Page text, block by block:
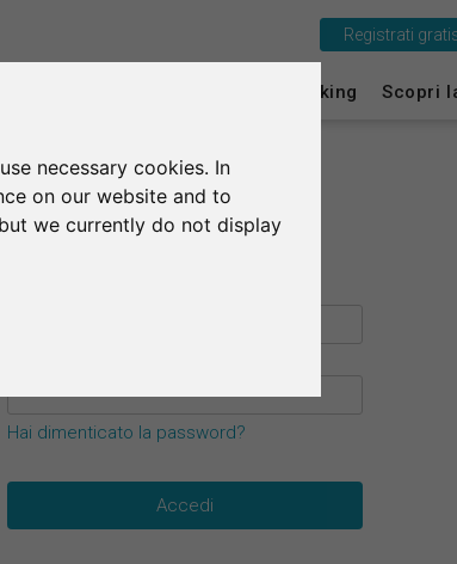
necessary cookies. In
on our website and to
we currently do not display
Survey Ranking Scopri
Registrati
Hai dimenticato la password?